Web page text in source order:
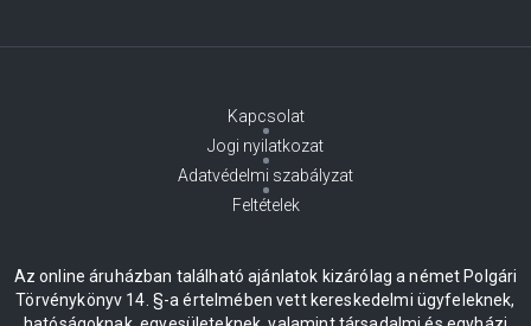
Kapcsolat
Jogi nyilatkozat
Adatvédelmi szabályzat
Feltételek
Az online áruházban található ajánlatok kizárólag a német Polgári
Törvénykönyv 14. §-a értelmében vett kereskedelmi ügyfeleknek,